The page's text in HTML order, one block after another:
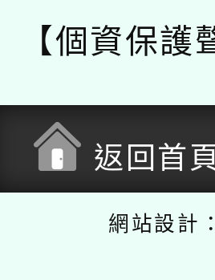
【個資保護
返回首
網站設計